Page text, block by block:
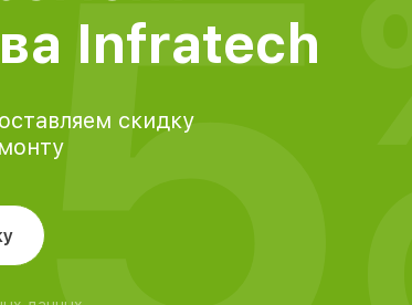
Infratech
скидку